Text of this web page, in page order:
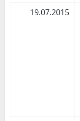
19.07.2015